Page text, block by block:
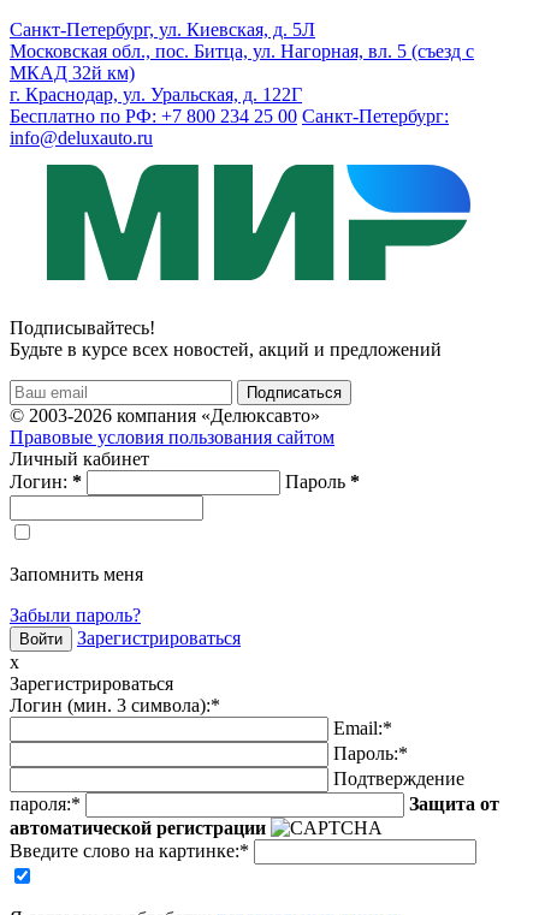
Санкт-Петербург, ул. Киевская, д. 5Л
Московская обл., пос. Битца, ул. Нагорная, вл. 5 (съезд с
МКАД 32й км)
г. Краснодар, ул. Уральская, д. 122Г
Бесплатно по РФ: +7 800 234 25 00 Санкт-Петербург:
info@deluxauto.ru
Подписывайтесь!
Будьте в курсе всех новостей, акций и предложений
© 2003-2026 компания «Делюксавто»
Правовые условия пользования сайтом
Личный кабинет
Логин: * Пароль *
Запомнить меня
Забыли пароль?
Зарегистрироваться
x
Зарегистрироваться
Логин (мин. 3 символа):*
Email:*
Пароль:*
Подтверждение
пароля:*
Защита от
автоматической регистрации
Введите слово на картинке:*